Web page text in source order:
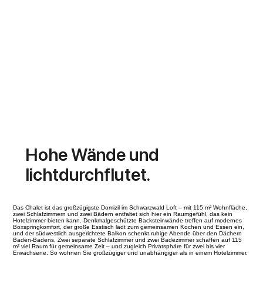
Hohe Wände und
lichtdurchflutet.
Das Chalet ist das großzügigste Domizil im Schwarzwald Loft – mit 115 m² Wohnfläche,
zwei Schlafzimmern und zwei Bädern entfaltet sich hier ein Raumgefühl, das kein
Hotelzimmer bieten kann. Denkmalgeschützte Backsteinwände treffen auf modernes
Boxspringkomfort, der große Esstisch lädt zum gemeinsamen Kochen und Essen ein,
und der südwestlich ausgerichtete Balkon schenkt ruhige Abende über den Dächern
Baden-Badens. Zwei separate Schlafzimmer und zwei Badezimmer schaffen auf 115
m² viel Raum für gemeinsame Zeit – und zugleich Privatsphäre für zwei bis vier
Erwachsene. So wohnen Sie großzügiger und unabhängiger als in einem Hotelzimmer.